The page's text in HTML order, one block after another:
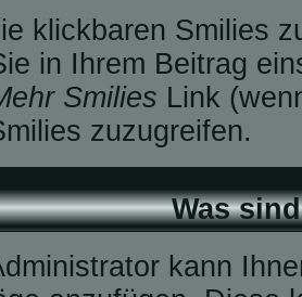
klickbaren Smilies
in Ihrem Beitrag
Smilies Link
zuzugreifen.
Was
kann